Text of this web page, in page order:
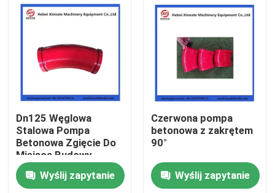
Dom
Produkty
Filmy
Dn125 Węglowa
Stalowa Pompa
Betonowa Zgięcie Do
Miejsca Budowy
Wyślij zapytanie
Czerwona pompa
betonowa z zakrętem
90°
Wyślij zapytanie